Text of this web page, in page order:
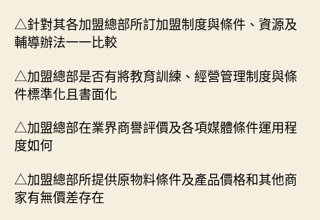
△針對其各加盟總部所訂加盟制度與條件、資源及
輔導辦法一一比較
△加盟總部是否有將教育訓練、經營管理制度與條
件標準化且書面化
△加盟總部在業界商譽評價及各項媒體條件運用程
度如何
△加盟總部所提供原物料條件及產品價格和其他商
家有無價差存在